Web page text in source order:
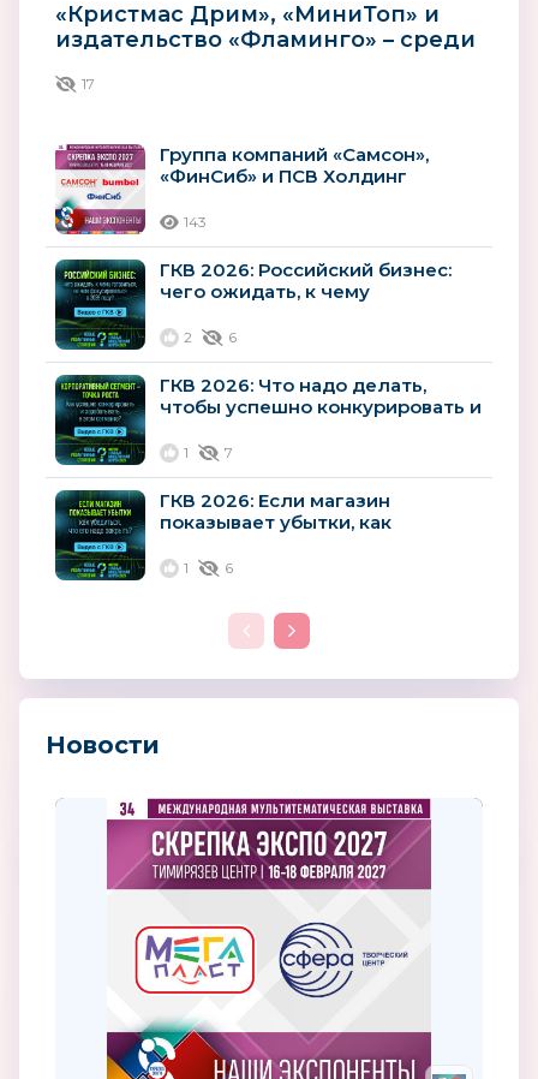
«Кристмас Дрим», «МиниТоп» и
издательство «Фламинго» – среди
17
Группа компаний «Самсон»,
«ФинСиб» и ПСВ Холдинг
143
ГКВ 2026: Российский бизнес:
чего ожидать, к чему
фокусироваться в...
2 6
ГКВ 2026: Что надо делать,
чтобы успешно конкурировать и
1 7
ГКВ 2026: Если магазин
показывает убытки, как
закрыть?
1 6
Новости